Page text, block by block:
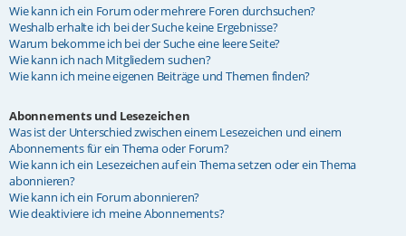
Wie kann ich ein Forum oder mehrere Foren durchsuchen?
Weshalb erhalte ich bei der Suche keine Ergebnisse?
Warum bekomme ich bei der Suche eine leere Seite?
Wie kann ich nach Mitgliedern suchen?
Wie kann ich meine eigenen Beiträge und Themen finden?
Abonnements und Lesezeichen
Was ist der Unterschied zwischen einem Lesezeichen und einem
Abonnements für ein Thema oder Forum?
Wie kann ich ein Lesezeichen auf ein Thema setzen oder ein Thema
abonnieren?
Wie kann ich ein Forum abonnieren?
Wie deaktiviere ich meine Abonnements?